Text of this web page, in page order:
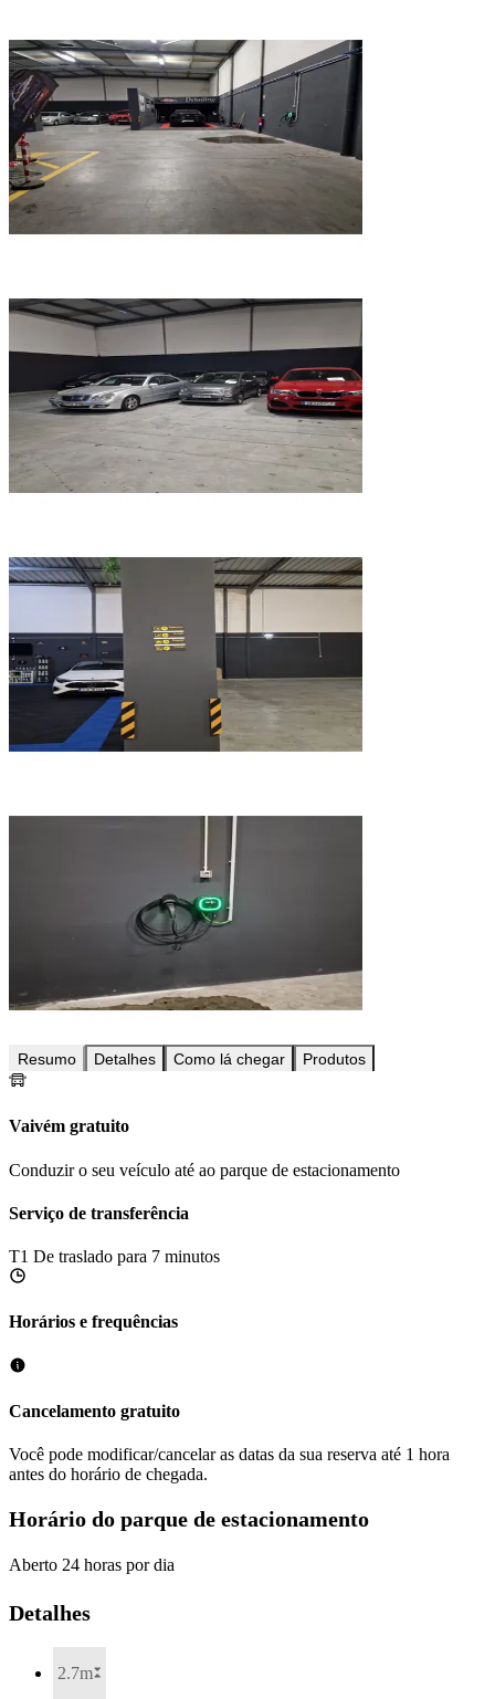
Resumo Detalhes Como lá chegar Produtos
Vaivém gratuito
Conduzir o seu veículo até ao parque de estacionamento
Serviço de transferência
T1 De traslado para 7 minutos
Horários e frequências
Cancelamento gratuito
Você pode modificar/cancelar as datas da sua reserva até 1 hora
antes do horário de chegada.
Horário do parque de estacionamento
Aberto 24 horas por dia
Detalhes
2.7m